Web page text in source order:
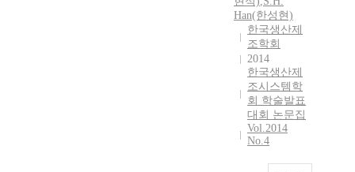
Han(한성현)
한국생산제
조학회
2014
한국생산제
조시스템학
회 학술발표
대회 논문집
Vol.2014
No.4